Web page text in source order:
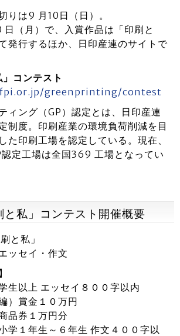
りは9 月10日（日）。
日（月）で、入賞作品は「印刷と
発行するほか、日印産連のサイトで
コンテスト
greenprinting/contest
ィング（GP）認定とは、日印産連
制度。印刷産業の環境負荷削減を目
た印刷工場を認定している。現在、
定工場は全国369 工場となってい
と私」コンテスト開催概要
と私」
ッセイ・作文
生以上 エッセイ８００字以内
）賞金１０万円
品券１万円分
学１年生～６年生 作文４００字以